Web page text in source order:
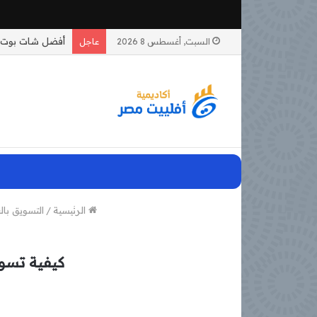
السبت, أغسطس 8 2026 عاجل
الرئيسية / التسويق
كيفية